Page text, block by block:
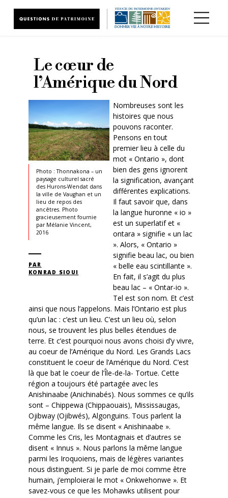
Le cœur de
l’Amérique du Nord
Photo : Thonnakona – un
paysage culturel sacré
des Hurons-Wendat dans
la ville de Vaughan et un
lieu de repos des
ancêtres. Photo
gracieusement fournie
par Mélanie Vincent,
2016
PAR
KONRAD SIOUI
Nombreuses sont les
histoires que nous
pouvons raconter.
Pensons en tout
premier lieu à celle du
mot « Ontario », dont
bien des gens ignorent
la signification, avançant
différentes explications.
Il faut savoir que, dans
la langue huronne « io »
est un superlatif et «
ontara » signifie « un lac
». Alors, « Ontario »
signifie beau lac, ou bien
« belle eau scintillante ».
En fait, il s’agit du plus
beau lac – « Ontar-io ».
Tel est son nom. Et c’est
ainsi que nous l’appelons. Mais l’Ontario est plus
qu’un lac : c’est un lieu. C’est un lieu où, selon
nous, se trouvent les plus belles étendues de
terre. Et c’est pourquoi nous avons choisi d’y vivre,
au coeur de l’Amérique du Nord. Les Grands Lacs
constituent le coeur de l’Amérique du Nord. C’est
là que bat le coeur de l’Île-de-la- Tortue. Cette
région a toujours été partagée avec les
Anishinaabe (Anichinabés). Nous sommes ce qu’ils
sont – Chippewa (Chippaouais), Mississaugas,
Ojibway (Ojibwés), Algonguins. Tous parlent la
même langue. Ils se disent « Anishinaabe ».
Comme les Cris, les Montagnais et d’autres se
disent « Innus ». Nous parlons la même langue
parmi les Iroquoiens, mais de légères variantes
nous distinguent. Si je parle de moi comme être
humain, j’emploierai le mot « Onkwehonwe ». Et
savez-vous ce que les Mohawks utilisent pour